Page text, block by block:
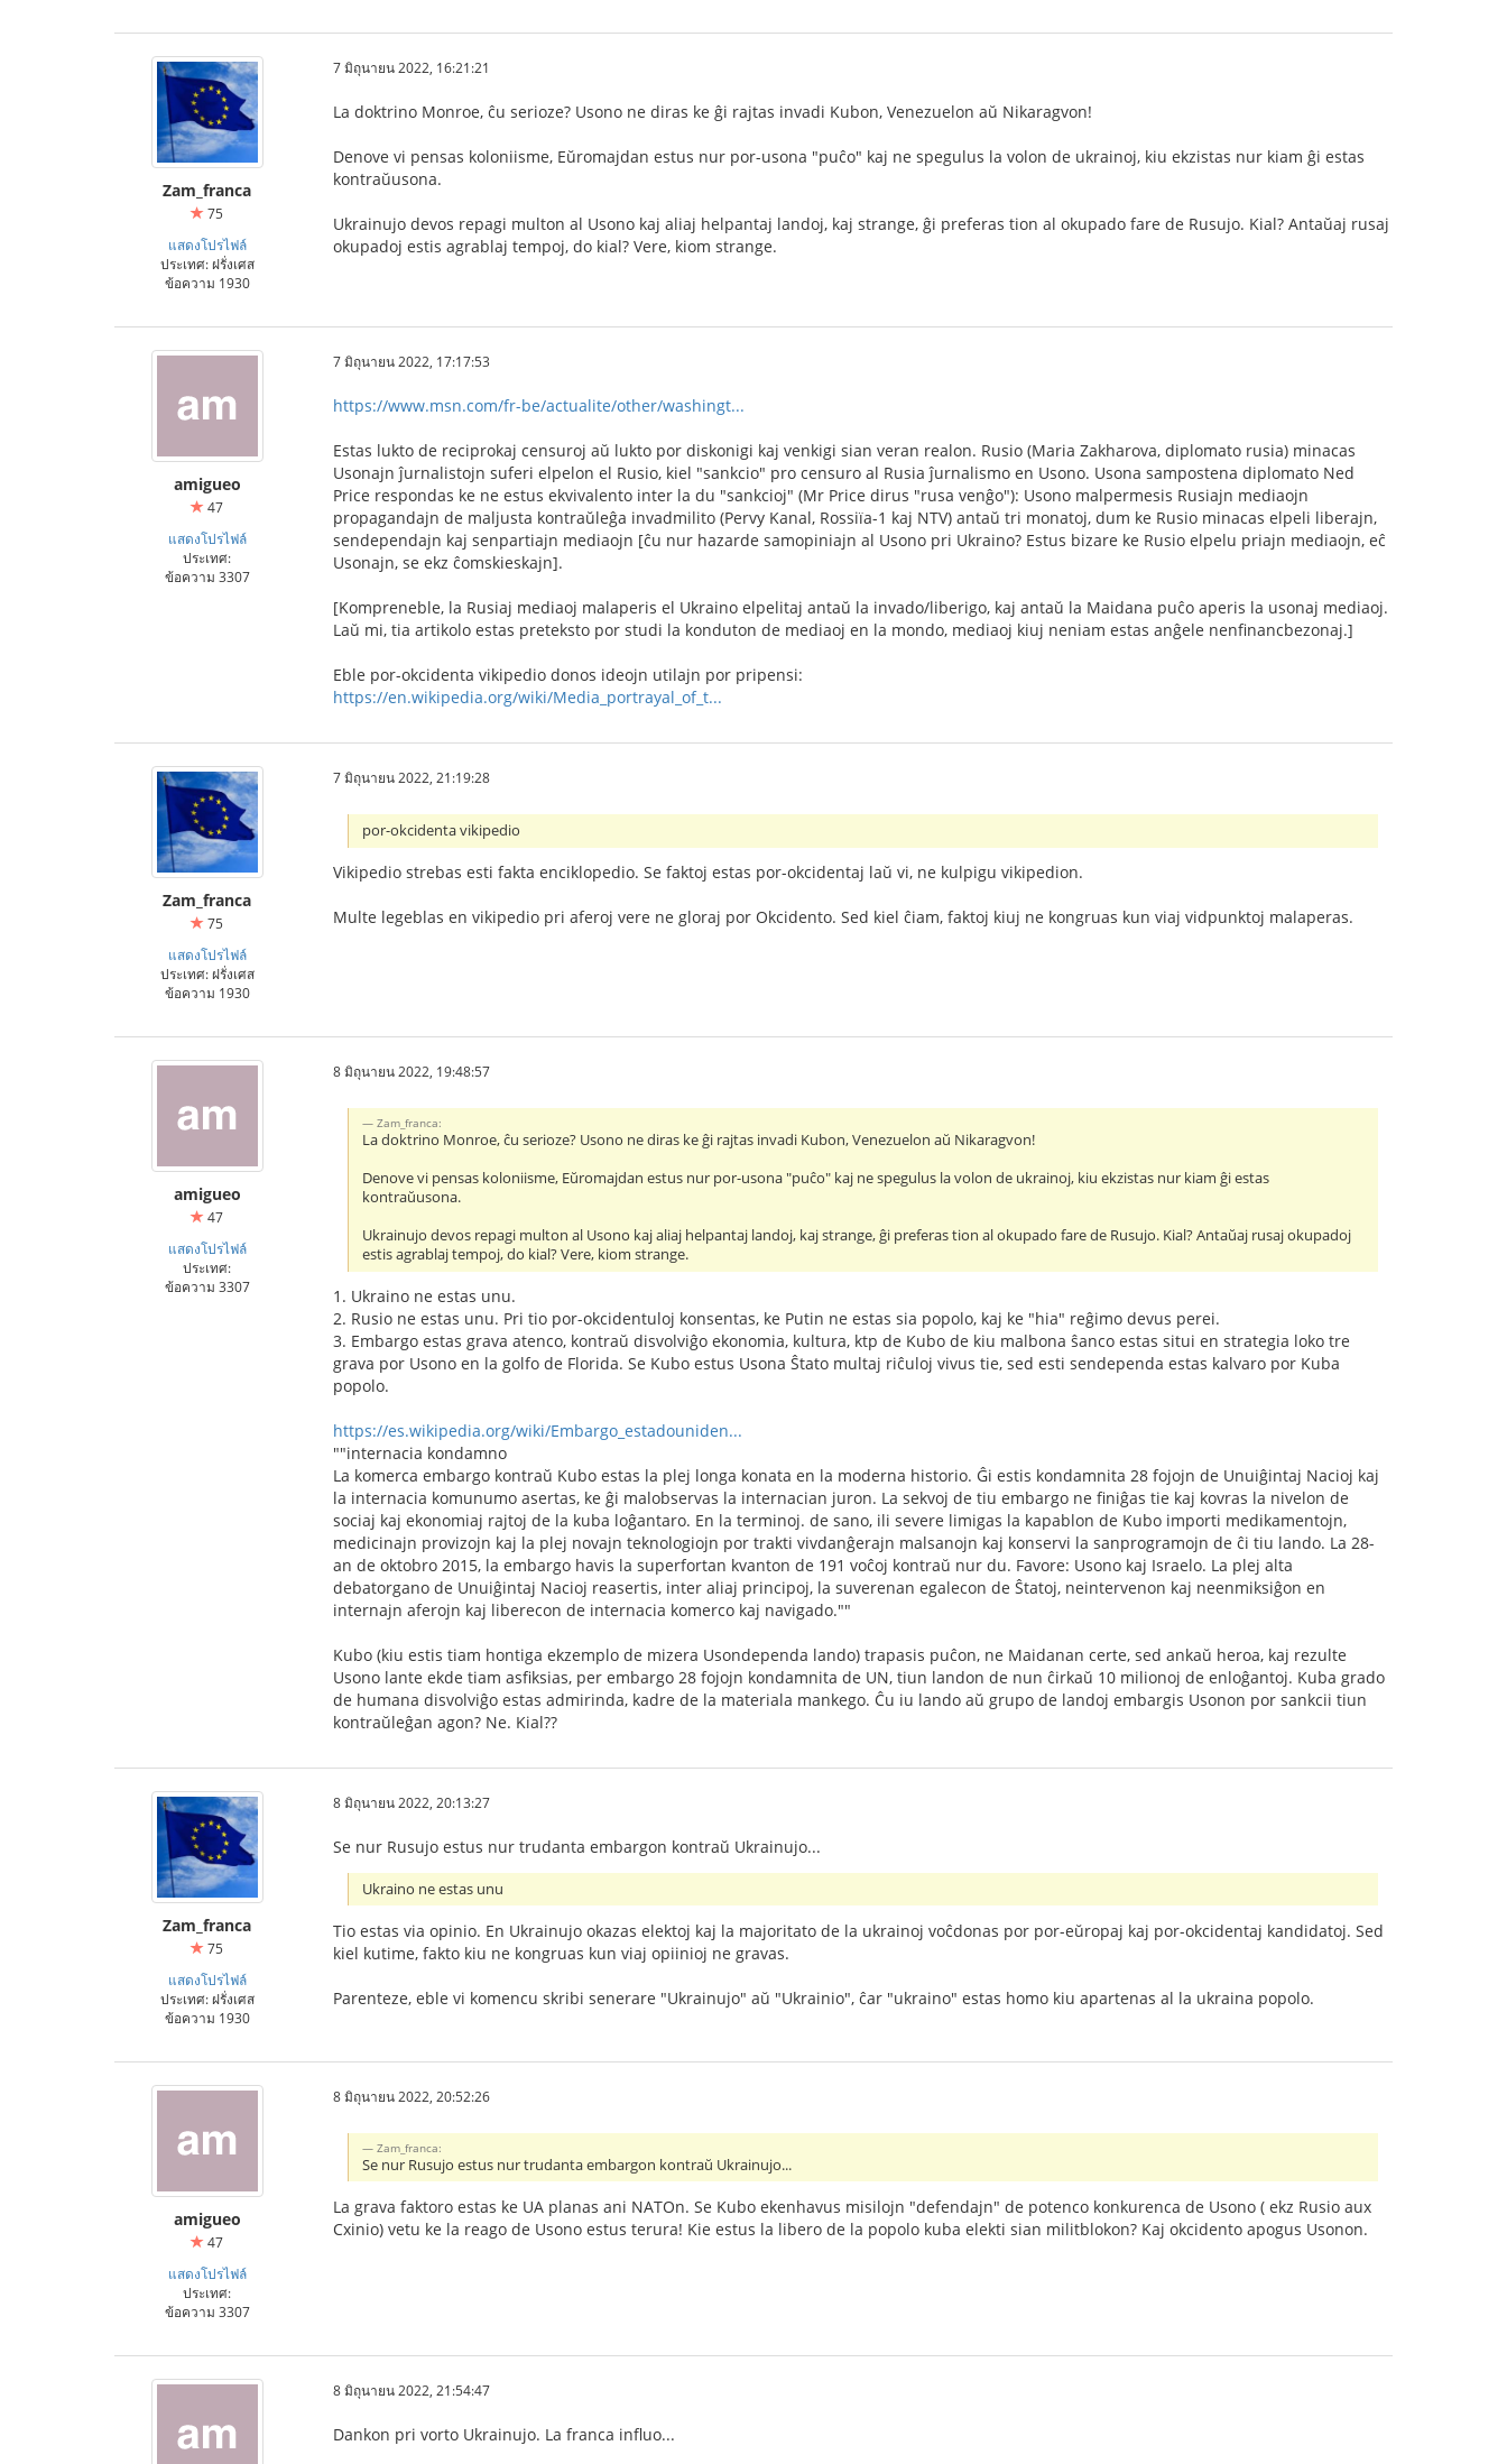
Zam_franca
75
แสดงโปรไฟล์
ประเทศ: ฝรั่งเศส
ข้อความ 1930
7 มิถุนายน 2022, 16:21:21
La doktrino Monroe, ĉu serioze? Usono ne diras ke ĝi rajtas invadi Kubon, Venezuelon aŭ Nikaragvon!
Denove vi pensas koloniisme, Eŭromajdan estus nur por-usona "puĉo" kaj ne spegulus la volon de ukrainoj, kiu ekzistas nur kiam ĝi estas
kontraŭusona.
Ukrainujo devos repagi multon al Usono kaj aliaj helpantaj landoj, kaj strange, ĝi preferas tion al okupado fare de Rusujo. Kial? Antaŭaj rusaj
okupadoj estis agrablaj tempoj, do kial? Vere, kiom strange.
amigueo
47
แสดงโปรไฟล์
ประเทศ:
ข้อความ 3307
7 มิถุนายน 2022, 17:17:53
https://www.msn.com/fr-be/actualite/other/washingt...
Estas lukto de reciprokaj censuroj aŭ lukto por diskonigi kaj venkigi sian veran realon. Rusio (Maria Zakharova, diplomato rusia) minacas
Usonajn ĵurnalistojn suferi elpelon el Rusio, kiel "sankcio" pro censuro al Rusia ĵurnalismo en Usono. Usona sampostena diplomato Ned
Price respondas ke ne estus ekvivalento inter la du "sankcioj" (Mr Price dirus "rusa venĝo"): Usono malpermesis Rusiajn mediaojn
propagandajn de maljusta kontraŭleĝa invadmilito (Pervy Kanal, Rossiïa-1 kaj NTV) antaŭ tri monatoj, dum ke Rusio minacas elpeli liberajn,
sendependajn kaj senpartiajn mediaojn [ĉu nur hazarde samopiniajn al Usono pri Ukraino? Estus bizare ke Rusio elpelu priajn mediaojn, eĉ
Usonajn, se ekz ĉomskieskajn].
[Kompreneble, la Rusiaj mediaoj malaperis el Ukraino elpelitaj antaŭ la invado/liberigo, kaj antaŭ la Maidana puĉo aperis la usonaj mediaoj.
Laŭ mi, tia artikolo estas preteksto por studi la konduton de mediaoj en la mondo, mediaoj kiuj neniam estas anĝele nenfinancbezonaj.]
Eble por-okcidenta vikipedio donos ideojn utilajn por pripensi:
https://en.wikipedia.org/wiki/Media_portrayal_of_t...
Zam_franca
75
แสดงโปรไฟล์
ประเทศ: ฝรั่งเศส
ข้อความ 1930
7 มิถุนายน 2022, 21:19:28
por-okcidenta vikipedio
Vikipedio strebas esti fakta enciklopedio. Se faktoj estas por-okcidentaj laŭ vi, ne kulpigu vikipedion.
Multe legeblas en vikipedio pri aferoj vere ne gloraj por Okcidento. Sed kiel ĉiam, faktoj kiuj ne kongruas kun viaj vidpunktoj malaperas.
amigueo
47
แสดงโปรไฟล์
ประเทศ:
ข้อความ 3307
8 มิถุนายน 2022, 19:48:57
Zam_franca:
La doktrino Monroe, ĉu serioze? Usono ne diras ke ĝi rajtas invadi Kubon, Venezuelon aŭ Nikaragvon!
Denove vi pensas koloniisme, Eŭromajdan estus nur por-usona "puĉo" kaj ne spegulus la volon de ukrainoj, kiu ekzistas nur kiam ĝi estas
kontraŭusona.
Ukrainujo devos repagi multon al Usono kaj aliaj helpantaj landoj, kaj strange, ĝi preferas tion al okupado fare de Rusujo. Kial? Antaŭaj rusaj okupadoj
estis agrablaj tempoj, do kial? Vere, kiom strange.
1. Ukraino ne estas unu.
2. Rusio ne estas unu. Pri tio por-okcidentuloj konsentas, ke Putin ne estas sia popolo, kaj ke "hia" reĝimo devus perei.
3. Embargo estas grava atenco, kontraŭ disvolviĝo ekonomia, kultura, ktp de Kubo de kiu malbona ŝanco estas situi en strategia loko tre
grava por Usono en la golfo de Florida. Se Kubo estus Usona Ŝtato multaj riĉuloj vivus tie, sed esti sendependa estas kalvaro por Kuba
popolo.
https://es.wikipedia.org/wiki/Embargo_estadouniden...
""internacia kondamno
La komerca embargo kontraŭ Kubo estas la plej longa konata en la moderna historio. Ĝi estis kondamnita 28 fojojn de Unuiĝintaj Nacioj kaj
la internacia komunumo asertas, ke ĝi malobservas la internacian juron. La sekvoj de tiu embargo ne finiĝas tie kaj kovras la nivelon de
sociaj kaj ekonomiaj rajtoj de la kuba loĝantaro. En la terminoj. de sano, ili severe limigas la kapablon de Kubo importi medikamentojn,
medicinajn provizojn kaj la plej novajn teknologiojn por trakti vivdanĝerajn malsanojn kaj konservi la sanprogramojn de ĉi tiu lando. La 28-
an de oktobro 2015, la embargo havis la superfortan kvanton de 191 voĉoj kontraŭ nur du. Favore: Usono kaj Israelo. La plej alta
debatorgano de Unuiĝintaj Nacioj reasertis, inter aliaj principoj, la suverenan egalecon de Ŝtatoj, neintervenon kaj neenmiksiĝon en
internajn aferojn kaj liberecon de internacia komerco kaj navigado.""
Kubo (kiu estis tiam hontiga ekzemplo de mizera Usondependa lando) trapasis puĉon, ne Maidanan certe, sed ankaŭ heroa, kaj rezulte
Usono lante ekde tiam asfiksias, per embargo 28 fojojn kondamnita de UN, tiun landon de nun ĉirkaŭ 10 milionoj de enloĝantoj. Kuba grado
de humana disvolviĝo estas admirinda, kadre de la materiala mankego. Ĉu iu lando aŭ grupo de landoj embargis Usonon por sankcii tiun
kontraŭleĝan agon? Ne. Kial??
Zam_franca
75
แสดงโปรไฟล์
ประเทศ: ฝรั่งเศส
ข้อความ 1930
8 มิถุนายน 2022, 20:13:27
Se nur Rusujo estus nur trudanta embargon kontraŭ Ukrainujo...
Ukraino ne estas unu
Tio estas via opinio. En Ukrainujo okazas elektoj kaj la majoritato de la ukrainoj voĉdonas por por-eŭropaj kaj por-okcidentaj kandidatoj. Sed
kiel kutime, fakto kiu ne kongruas kun viaj opiinioj ne gravas.
Parenteze, eble vi komencu skribi senerare "Ukrainujo" aŭ "Ukrainio", ĉar "ukraino" estas homo kiu apartenas al la ukraina popolo.
amigueo
47
แสดงโปรไฟล์
ประเทศ:
ข้อความ 3307
8 มิถุนายน 2022, 20:52:26
Zam_franca:
Se nur Rusujo estus nur trudanta embargon kontraŭ Ukrainujo...
La grava faktoro estas ke UA planas ani NATOn. Se Kubo ekenhavus misilojn "defendajn" de potenco konkurenca de Usono ( ekz Rusio aux
Cxinio) vetu ke la reago de Usono estus terura! Kie estus la libero de la popolo kuba elekti sian militblokon? Kaj okcidento apogus Usonon.
8 มิถุนายน 2022, 21:54:47
Dankon pri vorto Ukrainujo. La franca influo...